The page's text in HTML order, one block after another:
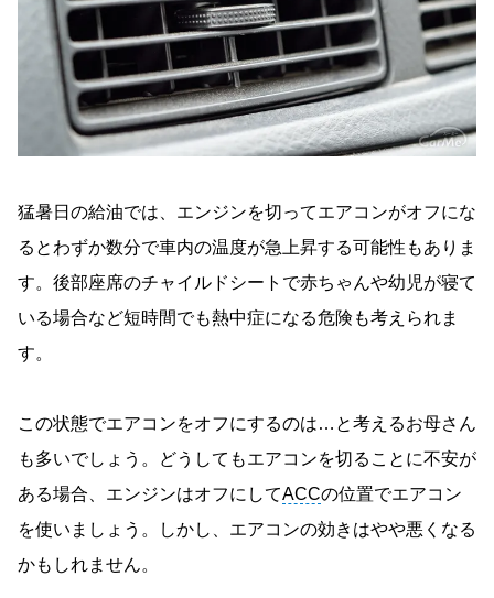
猛暑日の給油では、エンジンを切ってエアコンがオフにな
るとわずか数分で車内の温度が急上昇する可能性もありま
す。後部座席のチャイルドシートで赤ちゃんや幼児が寝て
いる場合など短時間でも熱中症になる危険も考えられま
す。
この状態でエアコンをオフにするのは…と考えるお母さん
も多いでしょう。どうしてもエアコンを切ることに不安が
ある場合、エンジンはオフにしてACCの位置でエアコン
を使いましょう。しかし、エアコンの効きはやや悪くなる
かもしれません。